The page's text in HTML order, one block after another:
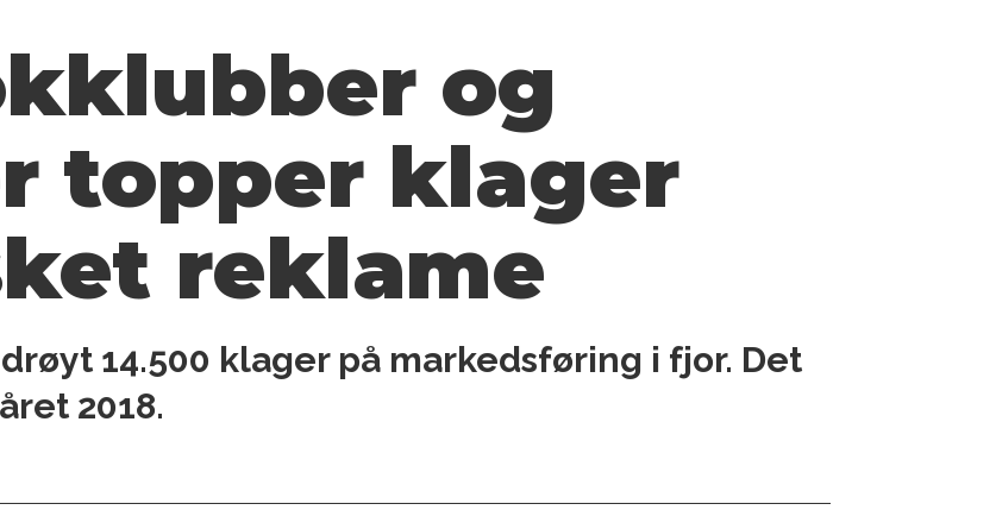
og
topper klager
reklame
14.500 klager på markedsføring i fjor. Det
2018.